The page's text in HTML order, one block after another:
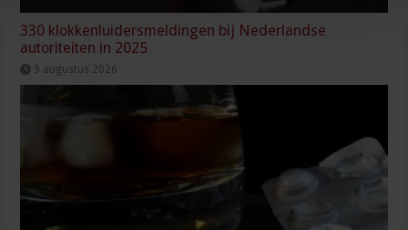
330 klokkenluidersmeldingen bij Nederlandse
autoriteiten in 2025
9 augustus 2026